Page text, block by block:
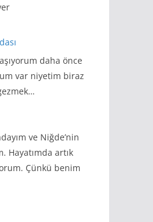
daha önce
var niyetim biraz
ve Niğde’nin
Hayatımda artık
Çünkü benim